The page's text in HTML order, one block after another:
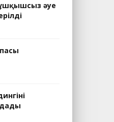
әуе